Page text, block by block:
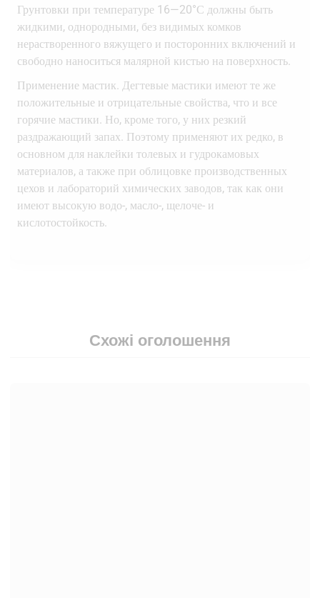
Грунтовки при температуре 16—20°С должны быть
жидкими, однородными, без видимых комков
нерастворенного вяжущего и посторонних включений и
свободно наноситься малярной кистью на поверхность.
Применение мастик. Дегтевые мастики имеют те же
положительные и отрицательные свойства, что и все
горячие мастики. Но, кроме того, у них резкий
раздражающий запах. Поэтому применяют их редко, в
основном для наклейки толевых и гудрокамовых
материалов, а также при облицовке производственных
цехов и лабораторий химических заводов, так как они
имеют высокую водо-, масло-, щелоче- и
кислотостойкость.
Схожі оголошення